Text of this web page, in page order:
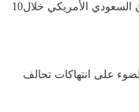
عين الإنسانية: ضحايا العدوان السعودي الأمريكي خلال10
على انتهاكات تحالف